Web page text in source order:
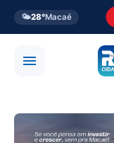
🌤️28°Macaé